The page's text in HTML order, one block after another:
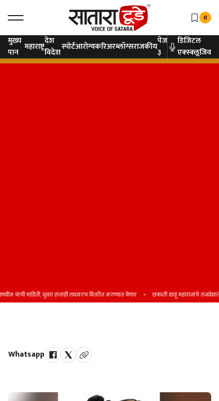
0
मुख्य
पान महाराष्ट्रदेश
विदेशस्पोर्टआरोग्यकरिअरब्लॉग्सराजकीयपेज
३
डिजिटल
एक्स्क्लूजिव
माहिती, दुसरा हप्ताही लवकरच वितरीत करण्यात येणार छत्रपती शाहू महाराजांचे राजवेशातील
Whatsapp